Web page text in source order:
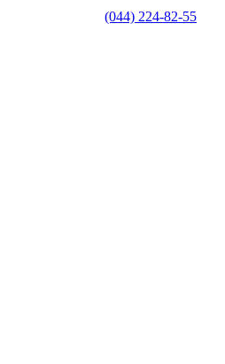
(044) 224-82-55